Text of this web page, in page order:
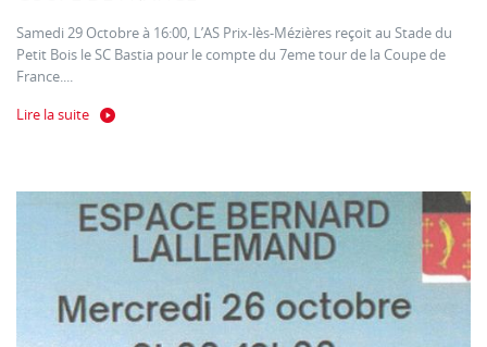
Samedi 29 Octobre à 16:00, L’AS Prix-lès-Mézières reçoit au Stade du
Petit Bois le SC Bastia pour le compte du 7eme tour de la Coupe de
France....
Lire la suite